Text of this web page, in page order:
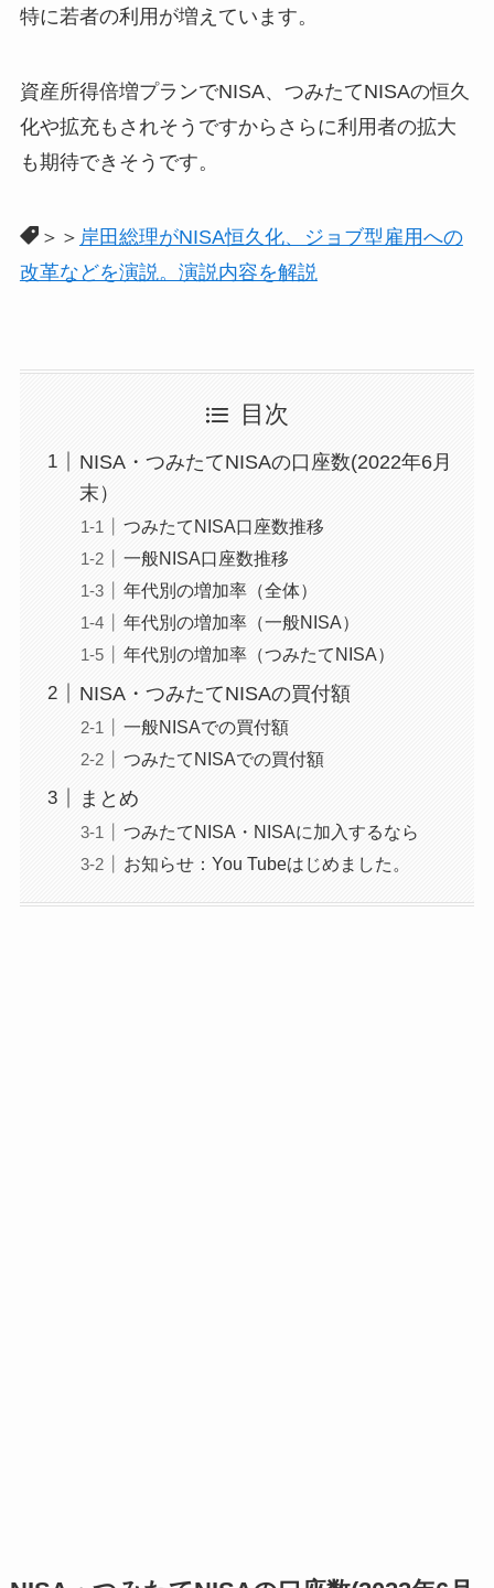
特に若者の利用が増えています。
資産所得倍増プランでNISA、つみたてNISAの恒久
化や拡充もされそうですからさらに利用者の拡大
も期待できそうです。
＞＞ 岸田総理がNISA恒久化、ジョブ型雇用への
改革などを演説。演説内容を解説
目次
NISA・つみたてNISAの口座数(2022年6月
末）
つみたてNISA口座数推移
一般NISA口座数推移
年代別の増加率（全体）
年代別の増加率（一般NISA）
年代別の増加率（つみたてNISA）
NISA・つみたてNISAの買付額
一般NISAでの買付額
つみたてNISAでの買付額
まとめ
つみたてNISA・NISAに加入するなら
お知らせ：You Tubeはじめました。